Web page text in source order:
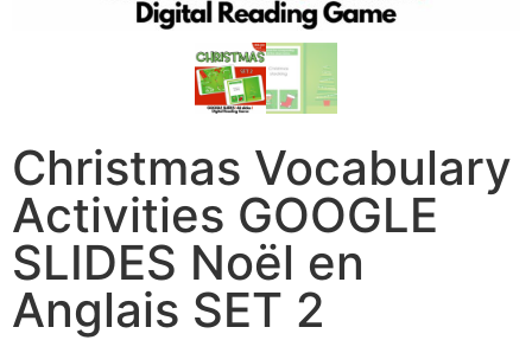
Christmas Vocabulary
Activities GOOGLE
SLIDES Noël en
Anglais SET 2